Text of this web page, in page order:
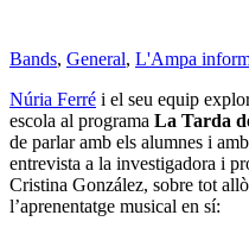
Bands, General, L'Ampa
Núria Ferré i el seu equip
escola al programa La Tarda
de parlar amb els alumnes i
entrevista a la investigadora i
Cristina González, sobre tot
l’aprenentatge musical en sí: